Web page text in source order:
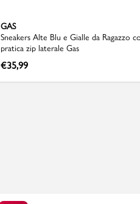
GAS
Sneakers Alte Blu e Gialle da Ragazzo
pratica zip laterale Gas
€35,99